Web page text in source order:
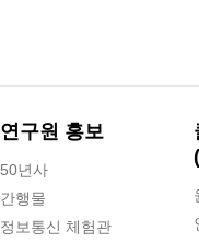
연구원 홍보
50년사
간행물
정보통신 체험관